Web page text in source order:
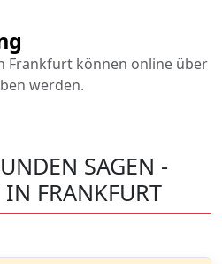
Frankfurt können online über
werden.
SAGEN -
FRANKFURT